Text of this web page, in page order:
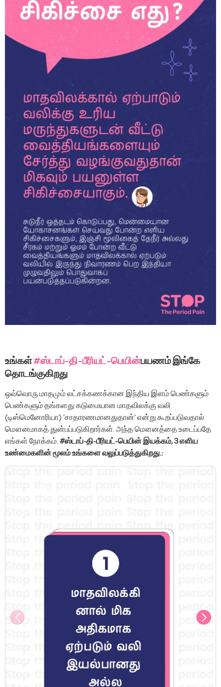
உங்கள்#ஸ்டாப்-தி-பீரியட்-பெயின்பயணம் இங்கே
தொடங்குகிறது
ஒவ்வொரு மாதமும் லட்சக்கணக்கான இந்திய இளம் பெண்களும்
பெண்களும் தங்களது கடுமையான மாதவிலக்கு வலி
(டிஸ்மெனோரியா) 'சாதாரணமானதுதான்' என்று கூறப்படுவதால்
மௌனமாகத் துன்பப்படுகிறார்கள். அந்த மௌனத்தை உடைப்பதே
எங்கள் நோக்கம்.#ஸ்டாப்-தி-பீரியட்-பெயின் இயக்கம், 3 எளிய
உண்மைகளின் மூலம் உங்களை வலுப்படுத்துகிறது.: